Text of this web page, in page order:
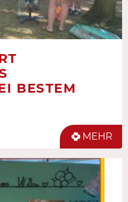
BESTEM
MEHR